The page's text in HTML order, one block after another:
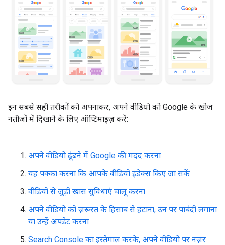
इन सबसे सही तरीकों को अपनाकर, अपने वीडियो को Google के खोज
नतीजों में दिखाने के लिए ऑप्टिमाइज़ करें:
अपने वीडियो ढूंढने में Google की मदद करना
यह पक्का करना कि आपके वीडियो इंडेक्स किए जा सकें
वीडियो से जुड़ी खास सुविधाएं चालू करना
अपने वीडियो को ज़रूरत के हिसाब से हटाना, उन पर पाबंदी लगाना
या उन्हें अपडेट करना
Search Console का इस्तेमाल करके, अपने वीडियो पर नज़र